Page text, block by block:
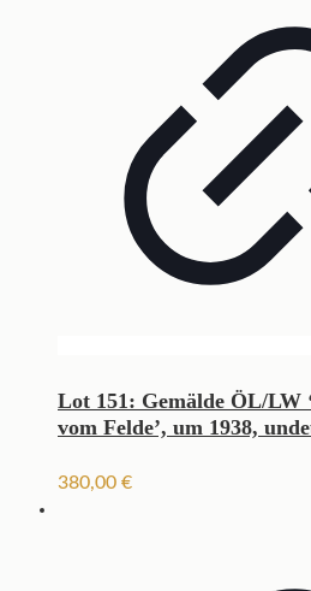
Lot 151: Gemälde ÖL/LW
vom Felde’, um 1938,
380,00 €